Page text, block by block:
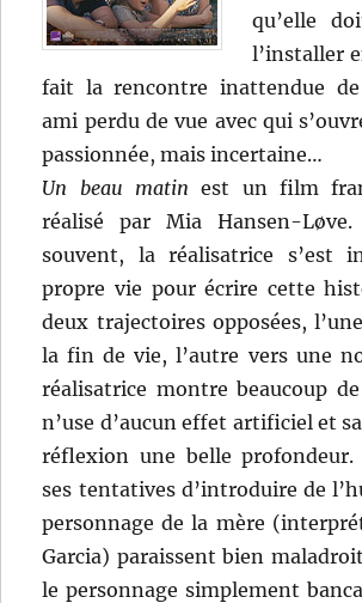
qu’elle
l’installer
fait la rencontre inattendue
ami perdu de vue avec qui
passionnée, mais incertaine…
Un beau matin est un film
réalisé par Mia Hansen-
souvent, la réalisatrice s’est
propre vie pour écrire cette
deux trajectoires opposées,
la fin de vie, l’autre vers une
réalisatrice montre beaucoup
n’use d’aucun effet artificiel et
réflexion une belle profondeur.
ses tentatives d’introduire de
personnage de la mère
Garcia) paraissent bien
le personnage simplement